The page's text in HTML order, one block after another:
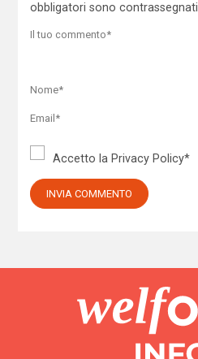
obbligatori sono contrassegnati
Accetto la Privacy Policy*